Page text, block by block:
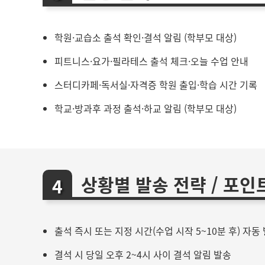
학원·교습소 출석 확인·결석 알림 (학부모 대상)
피트니스·요가·필라테스 출석 체크·오늘 수업 안내
스터디카페·독서실·자격증 학원 출입·학습 시간 기록
학교·방과후 과정 출석·하교 알림 (학부모 대상)
상황별 발송 전략 / 포인
출석 즉시 또는 지정 시간(수업 시작 5~10분 후) 자동
결석 시 당일 오후 2~4시 사이 결석 알림 발송